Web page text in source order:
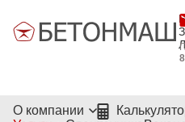
О компании